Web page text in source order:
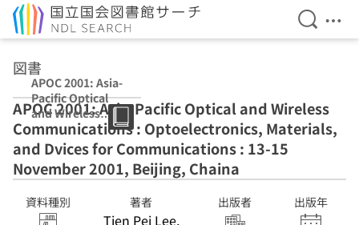
検索を
メ
図書
APOC 2001: Asia-
Pacific Optical
and Wireless
Communication
s :
Optoelectronics
, Materials, and
Communication
s : 13-15
APOC 2001: Asia-Pacific Optical and Wireless
Communications : Optoelectronics, Materials,
and Dvices for Communications : 13-15
November 2001, Beijing, Chaina
資料種別 著者
Tien Pei Lee,
出版者 出版年